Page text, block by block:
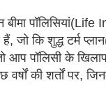
पॉलिसियां(Life
जो कि शुद्ध टर्म
आप पॉलिसी के
की शर्तों पर,